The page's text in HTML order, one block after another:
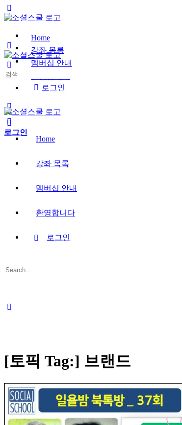
Side
Home
강좌 목록
멤버십 안내
로그인
options
로그인
Search
Home
강좌 목록
멤버십 안내
환영합니다
로그인
Search
[토픽 Tag:] 브랜드